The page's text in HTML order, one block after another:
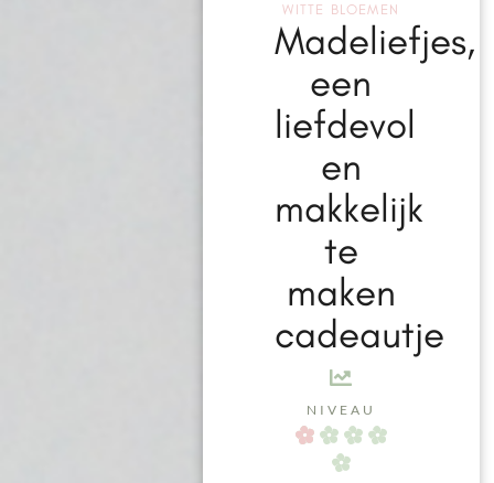
WITTE BLOEMEN
Madeliefjes,
een
liefdevol
en
makkelijk
te
maken
cadeautje
NIVEAU